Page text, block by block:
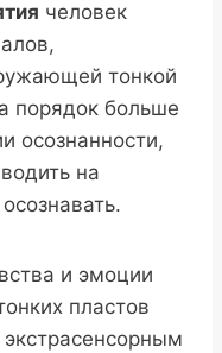
человек
тонкой
порядок больше
осознанности,
на
и эмоции
пластов